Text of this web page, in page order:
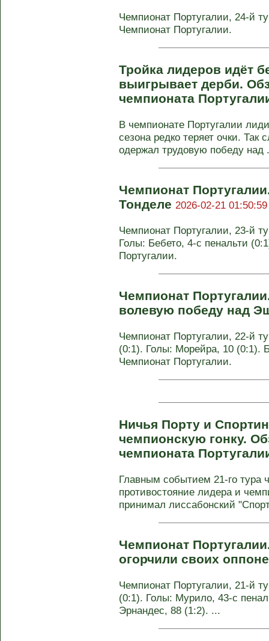
Чемпионат Португалии, 24-й
Чемпионат Португалии.
Тройка лидеров идёт
выигрывает дерби.
чемпионата
В чемпионате Португалии
сезона редко теряет очки. Так
одержал трудовую победу над
Чемпионат
Тонделе 2026-02-21 01:50:59
Чемпионат Португалии, 23-й
Голы: Бебето, 4-с пенальти
Португалии.
Чемпионат
волевую победу над
Чемпионат Португалии, 22-й
(0:1). Голы: Морейра, 10 (0:1).
Чемпионат Португалии.
Ничья Порту и
чемпионскую гонку.
чемпионата
Главным событием 21-го тура
противостояние лидера и
принимал лиссабонский
Чемпионат
огорчили своих
Чемпионат Португалии, 21-й
(0:1). Голы: Мурило, 43-с
Эрнандес, 88 (1:2). ...